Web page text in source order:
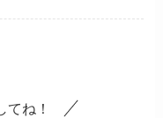
てね！